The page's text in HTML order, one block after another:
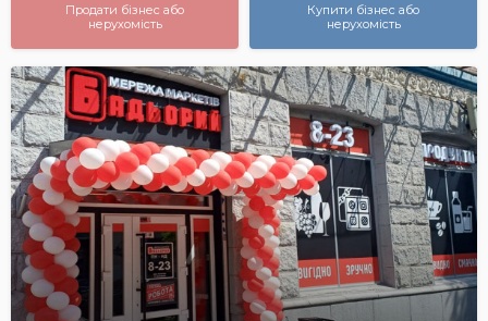
Продати бізнес або
нерухомість
Купити бізнес або
нерухомість